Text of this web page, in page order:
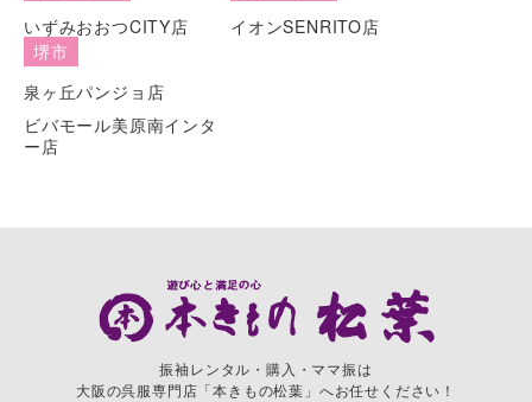
いずみおおつCITY店
イオンSENRITO店
堺市
泉ヶ丘パンジョ店
ビバモール美原南インタ
ー店
振袖レンタル・購入・ママ振は
大阪の呉服専門店「本きもの松葉」へお任せください！